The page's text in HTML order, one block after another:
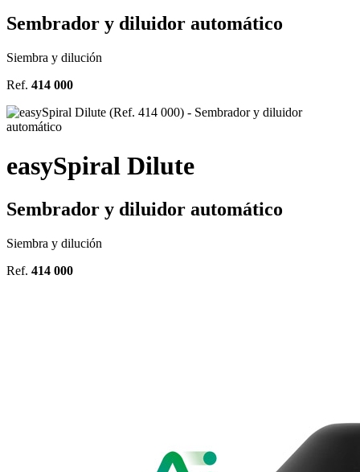
Sembrador y diluidor automático
Siembra y dilución
Ref. 414 000
easySpiral Dilute
Sembrador y diluidor automático
Siembra y dilución
Ref. 414 000